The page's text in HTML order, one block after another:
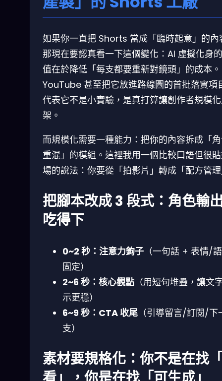
如果你一直把 Shorts 當成「臨時起意」的內
那現在要認真看一下這個變化：AI 虛擬化身
值在於降低「每支都要重新對鏡頭」的成本。
YouTube 甚至把它放進路線圖的首批落實項
代表它不是小實驗，是真打算讓創作者規模
架。
而規模化需要一種能力：把你的內容拆成「
重混」的模組。這裡我用一個比較口語但很
場的說法：你要從「拍影片」轉成「配方管
把腳本改成 3 段式：角色輸
吃得下
0~2 秒：注意力鉤子 （一句話 + 表情/
固定）
2~6 秒：核心觀點 （用短句堆疊，讓文
示更穩）
6~9 秒：CTA 收尾 （引導留言/訂閱/下
支）
素材要規格化：你不是在找